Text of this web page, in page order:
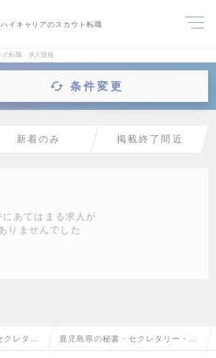
イキャリアのスカウト転職
の転職・求人情報
条件変更
新着のみ 掲載終了間近
にあてはまる求人が
りませんでした
レタリ 鹿児島県の秘書・セクレタリー・ア